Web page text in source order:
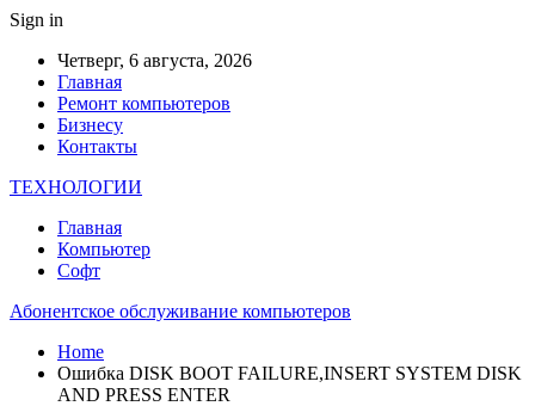
Sign in
Четверг, 6 августа, 2026
Главная
Ремонт компьютеров
Бизнесу
Контакты
ТЕХНОЛОГИИ
Главная
Компьютер
Софт
Абонентское обслуживание компьютеров
Home
Ошибка DISK BOOT FAILURE,INSERT SYSTEM DISK
AND PRESS ENTER